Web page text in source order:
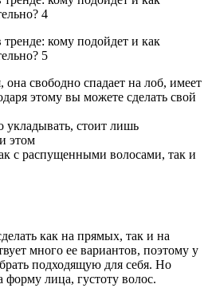
она свободно спадает на лоб, имеет
этому вы можете сделать свой
стоит лишь
этом
с распущенными волосами, так и
как на прямых, так и на
много ее вариантов, поэтому у
подходящую для себя. Но
форму лица, густоту волос.